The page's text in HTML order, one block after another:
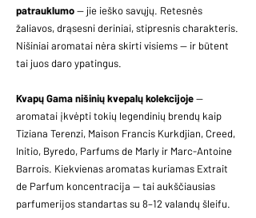
patrauklumo— jie ieško savųjų. Retesnės
žaliavos, drąsesni deriniai, stipresnis charakteris.
Nišiniai aromatai nėra skirti visiems — ir būtent
tai juos daro ypatingus.
Kvapų Gama nišinių kvepalų kolekcijoje—
aromatai įkvėpti tokių legendinių brendų kaip
Tiziana Terenzi, Maison Francis Kurkdjian, Creed,
Initio, Byredo, Parfums de Marly ir Marc-Antoine
Barrois. Kiekvienas aromatas kuriamas Extrait
de Parfum koncentracija — tai aukščiausias
parfumerijos standartas su 8–12 valandų šleifu.